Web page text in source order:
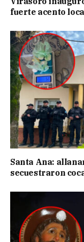
fuerte acento
Santa Ana:
secuestraron